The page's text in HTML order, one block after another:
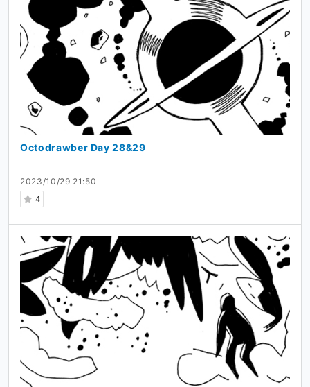
2023/10/29 21:50
4
Octodrawber Day 28&29